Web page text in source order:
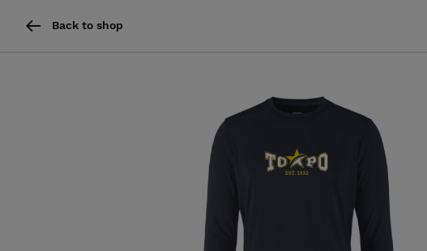
Back to shop